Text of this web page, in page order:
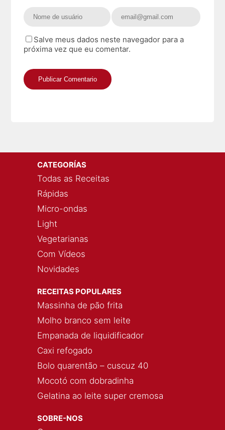
Salve meus dados neste navegador para a
próxima vez que eu comentar.
CATEGORÍAS
Todas as Receitas
Rápidas
Micro-ondas
Light
Vegetarianas
Com Vídeos
Novidades
RECEITAS POPULARES
Massinha de pão frita
Molho branco sem leite
Empanada de liquidificador
Caxi refogado
Bolo quarentão – cuscuz 40
Mocotó com dobradinha
Gelatina ao leite super cremosa
SOBRE-NOS